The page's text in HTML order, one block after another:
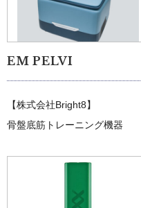
EM PELVI
【株式会社Bright8】
骨盤底筋トレーニング機器